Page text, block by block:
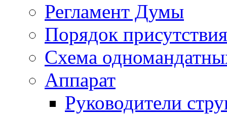
Регламент Думы
Порядок
Схема
Аппарат
Руководители